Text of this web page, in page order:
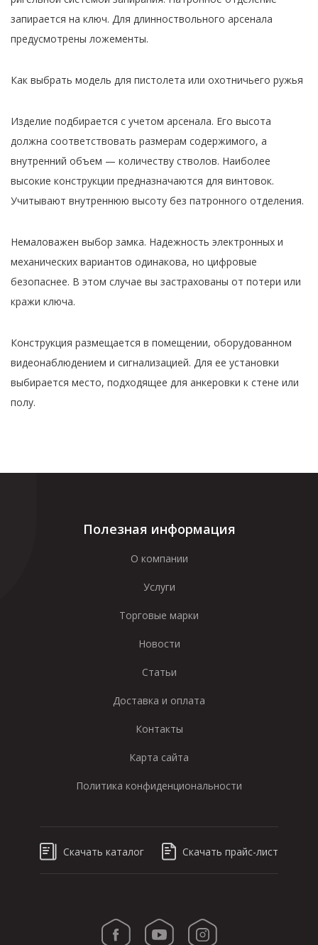
запирается на ключ. Для длинноствольного арсенала
предусмотрены ложементы.
Как выбрать модель для пистолета или охотничьего ружья
Изделие подбирается с учетом арсенала. Его высота
должна соответствовать размерам содержимого, а
внутренний объем — количеству стволов. Наиболее
высокие конструкции предназначаются для винтовок.
Учитывают внутреннюю высоту без патронного отделения.
Немаловажен выбор замка. Надежность электронных и
механических вариантов одинакова, но цифровые
безопаснее. В этом случае вы застрахованы от потери или
кражи ключа.
Конструкция размещается в помещении, оборудованном
видеонаблюдением и сигнализацией. Для ее установки
выбирается место, подходящее для анкеровки к стене или
полу.
Полезная информация
О компании
Услуги
Торговые марки
Новости
Статьи
Доставка и оплата
Контакты
Карта сайта
Политика конфиденциональности
Скачать каталог Скачать прайс-лист